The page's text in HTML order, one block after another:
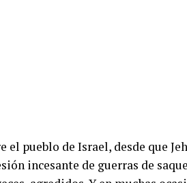
pueblo de Israel, desde que
incesante de guerras de